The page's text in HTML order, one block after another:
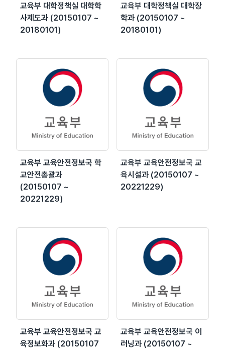
교육부 대학정책실 대학학
사제도과 (20150107 ~
20180101)
교육부 대학정책실 대학장
학과 (20150107 ~
20180101)
교육부 교육안전정보국 학
교안전총괄과
(20150107 ~
20221229)
교육부 교육안전정보국 교
육시설과 (20150107 ~
20221229)
교육부 교육안전정보국 교
육정보화과 (20150107
교육부 교육안전정보국 이
러닝과 (20150107 ~